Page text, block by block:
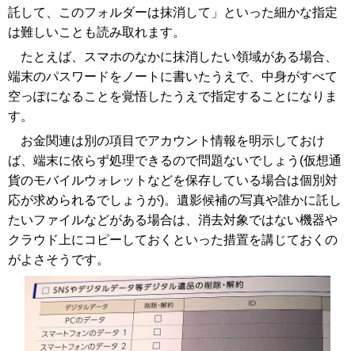
託して、このフォルダーは抹消して」といった細かな指定
は難しいことも読み取れます。
たとえば、スマホのなかに抹消したい領域がある場合、
端末のパスワードをノートに書いたうえで、中身がすべて
空っぽになることを覚悟したうえで指定することになりま
す。
お金関連は別の項目でアカウント情報を明示しておけ
ば、端末に依らず処理できるので問題ないでしょう(仮想通
貨のモバイルウォレットなどを保存している場合は個別対
応が求められるでしょうが)。遺影候補の写真や誰かに託し
たいファイルなどがある場合は、消去対象ではない機器や
クラウド上にコピーしておくといった措置を講じておくの
がよさそうです。